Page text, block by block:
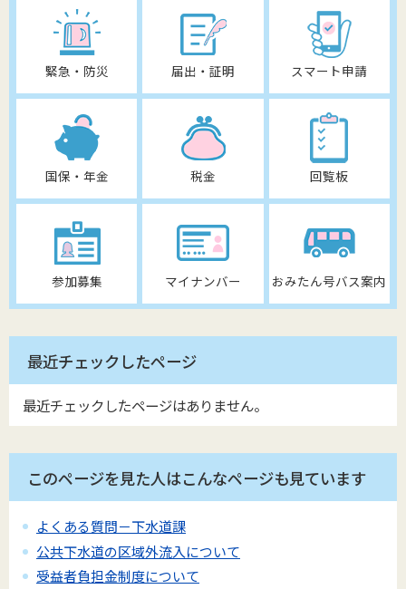
緊急・防災 届出・証明 スマート申請
国保・年金 税金 回覧板
参加募集 マイナンバー おみたん号バス案内
最近チェックしたページ
最近チェックしたページはありません。
このページを見た人はこんなページも見ています
よくある質問－下水道課
公共下水道の区域外流入について
受益者負担金制度について